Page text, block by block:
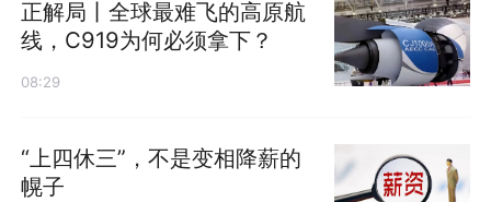
正解局丨全球最难飞的高原航
线，C919为何必须拿下？
08:29
“上四休三”，不是变相降薪的
幌子